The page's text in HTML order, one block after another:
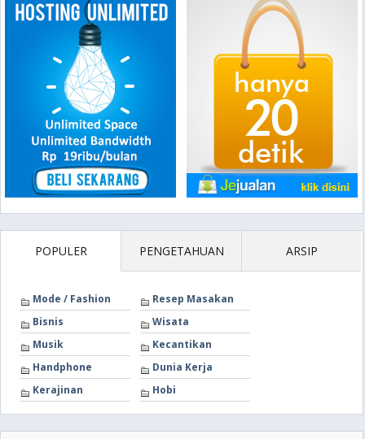
POPULER PENGETAHUAN ARSIP
Mode / Fashion
Resep Masakan
Bisnis
Wisata
Musik
Kecantikan
Handphone
Dunia Kerja
Kerajinan
Hobi